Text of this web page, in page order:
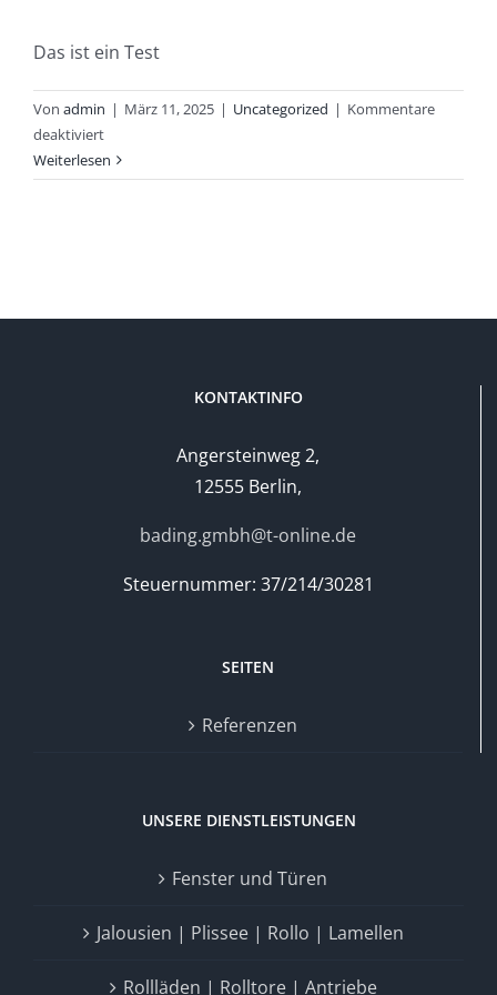
Das ist ein Test
Von admin | März 11, 2025 | Uncategorized | Kommentare
deaktiviertfür
Weiterlesen
KONTAKTINFO
Angersteinweg 2,
12555 Berlin,
bading.gmbh@t-online.de
Steuernummer: 37/214/30281
SEITEN
Referenzen
UNSERE DIENSTLEISTUNGEN
Fenster und Türen
Jalousien | Plissee | Rollo | Lamellen
Rollläden | Rolltore | Antriebe